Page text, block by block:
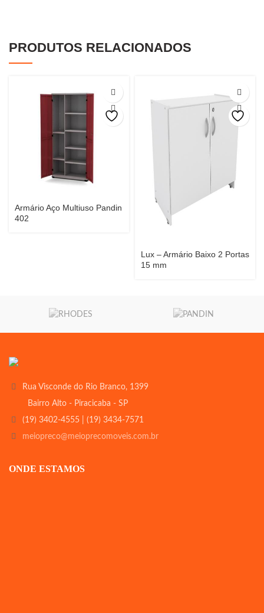
PRODUTOS RELACIONADOS
Armário Aço Multiuso Pandin
402
Lux – Armário Baixo 2 Portas
15 mm
Rua Visconde do Rio Branco, 1399
Bairro Alto - Piracicaba - SP
(19) 3402-4555 | (19) 3434-7571
meiopreco@meioprecomoveis.com.br
ONDE ESTAMOS